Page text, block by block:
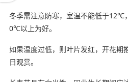
冬季需注意防寒，室温不能低于
0℃以上为好。
如果温度过低，则叶片发红，开花期
日观赏。